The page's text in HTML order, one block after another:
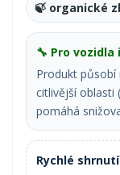
🍃 organické
🔧 Pro
Produkt působí
citlivější oblasti
pomáhá
Rychlé shrnutí